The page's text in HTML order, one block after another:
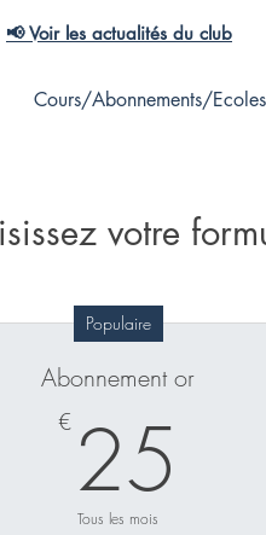
📢 Voir les actualités du club
Cours/Abonnements/Ecoles
votre
Populaire
Abonnement or
€ 25
Tous les mois